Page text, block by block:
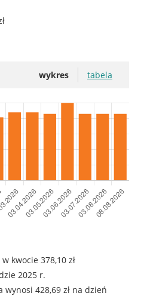
wykres tabela
kwocie 378,10 zł
2025 r.
428,69 zł na dzień